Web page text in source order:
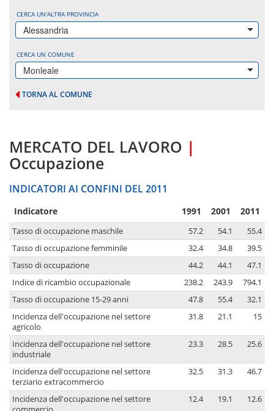
CERCA UN'ALTRA PROVINCIA
Alessandria
CERCA UN COMUNE
Monleale
TORNA AL COMUNE
MERCATO DEL LAVORO |
Occupazione
INDICATORI AI CONFINI DEL 2011
Indicatore 1991 2001 2011
Tasso di occupazione maschile 57.2 54.1
55.4
Tasso di occupazione femminile
32.4 34.8
39.5
Tasso di occupazione
44.2 44.1
47.1
Indice di ricambio occupazionale
238.2 243.9
794.1
Tasso di occupazione 15-29 anni
47.8 55.4
32.1
Incidenza dell'occupazione nel settore
agricolo
31.8 21.1 15
Incidenza dell'occupazione nel settore
industriale
23.3 28.5 25.6
Incidenza dell'occupazione nel settore
terziario extracommercio
32.5 31.3 46.7
Incidenza dell'occupazione nel settore
12.4 19.1 12.6